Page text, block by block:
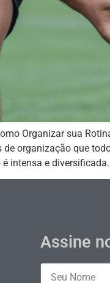
Organizar sua
organização que
intensa e
Assine